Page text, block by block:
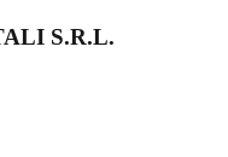
S.R.L.